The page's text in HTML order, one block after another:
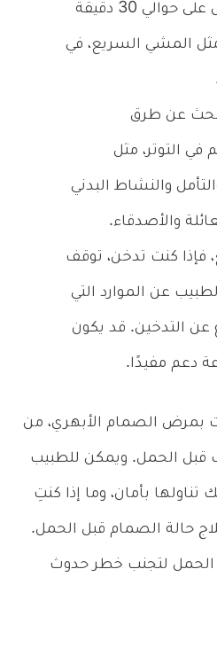
فاحرص على الحصول على حوالي 30 دقيقة
المشي السريع، في
عن طرق
التوتر، مثل
والنشاط البدني
والأصدقاء.
فإذا كنت تدخن، توقف
عن الموارد التي
عن التدخين. قد يكون
دعم مفيدًا.
بمرض الصمام الأبهري، من
قبل الحمل. ويمكن للطبيب
تناولها بأمان، وما إذا كنتِ
حالة الصمام قبل الحمل.
الحمل لتجنب خطر حدوث